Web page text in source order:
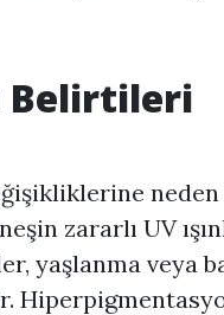
Belirtileri
zararlı UV
yaşlanma veya